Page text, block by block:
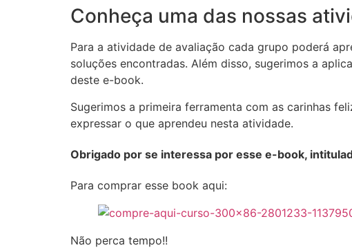
Conheça uma das nossas
Para a atividade de avaliação cada grupo poderá
soluções encontradas. Além disso, sugerimos a
deste e-book.
Sugerimos a primeira ferramenta com as carinhas
expressar o que aprendeu nesta atividade.
Obrigado por se interessa por esse e-book,
Para comprar esse book aqui:
Não perca tempo!!